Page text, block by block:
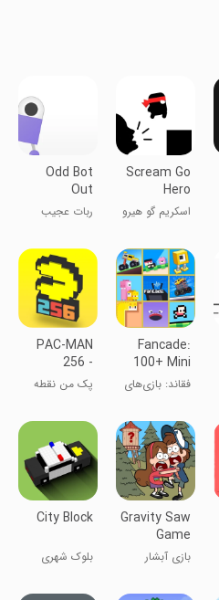
Scream Go
Hero
اسکریم گو هیرو
Odd Bot
Out
ربات عجیب
Fancade:
100+ Mini
Games
فقاند: بازی‌های
PAC-MAN
256 -
Endless
Maze
پک من نقطه
Gravity Saw
Game
بازی آبشار
City Block
بلوک شهری